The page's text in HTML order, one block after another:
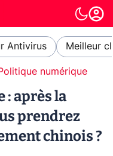
Antivirus Meilleur
numérique
: après la
prendrez
chinois ?